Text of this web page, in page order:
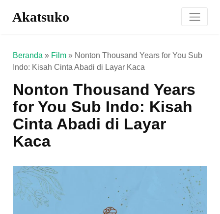
Akatsuko
Beranda » Film » Nonton Thousand Years for You Sub
Indo: Kisah Cinta Abadi di Layar Kaca
Nonton Thousand Years
for You Sub Indo: Kisah
Cinta Abadi di Layar
Kaca